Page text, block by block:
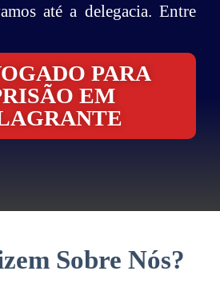
até a delegacia. Entre
PARA
EM
Sobre Nós?